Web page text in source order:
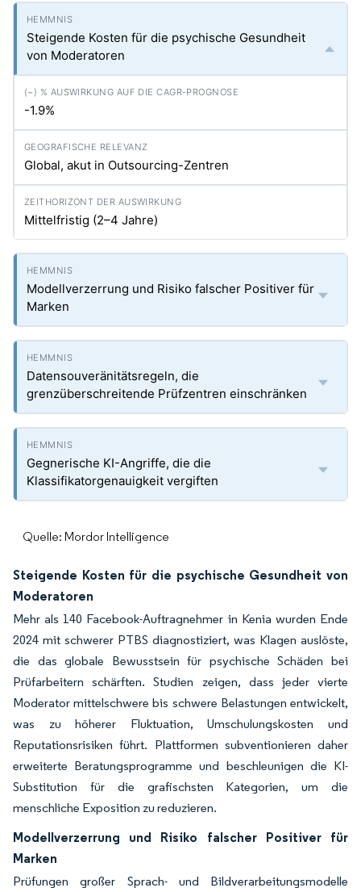
Steigende Kosten für die psychische Gesundheit
von Moderatoren
-1.9%
Global, akut in Outsourcing-Zentren
Mittelfristig (2–4 Jahre)
Modellverzerrung und Risiko falscher Positiver für
Marken
Datensouveränitätsregeln, die
grenzüberschreitende Prüfzentren einschränken
Gegnerische KI-Angriffe, die die
Klassifikatorgenauigkeit vergiften
Quelle: Mordor Intelligence
Steigende Kosten für die psychische Gesundheit von
Moderatoren
Mehr als 140 Facebook-Auftragnehmer in Kenia wurden Ende
2024 mit schwerer PTBS diagnostiziert, was Klagen auslöste,
die das globale Bewusstsein für psychische Schäden bei
Prüfarbeitern schärften. Studien zeigen, dass jeder vierte
Moderator mittelschwere bis schwere Belastungen entwickelt,
was zu höherer Fluktuation, Umschulungskosten und
Reputationsrisiken führt. Plattformen subventionieren daher
erweiterte Beratungsprogramme und beschleunigen die KI-
Substitution für die grafischsten Kategorien, um die
menschliche Exposition zu reduzieren.
Modellverzerrung und Risiko falscher Positiver für
Marken
Prüfungen großer Sprach- und Bildverarbeitungsmodelle